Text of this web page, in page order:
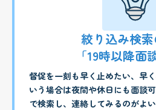
絞り込み検
「19時以降面
督促を一刻も早く止めたい、早
いう場合は夜間や休日にも面談
で検索し、連絡してみるのがよい